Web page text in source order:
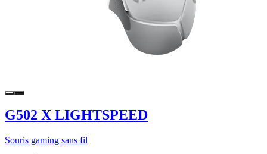
G502 X LIGHTSPEED
Souris gaming sans fil